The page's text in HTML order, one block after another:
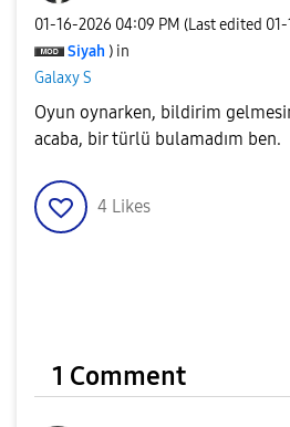
‎01-16-2026 04:09 PM (Last edited
Siyah ) in
Galaxy S
Oyun oynarken, bildirim
acaba, bir türlü bulamadım ben.
4 Likes
1 Comment